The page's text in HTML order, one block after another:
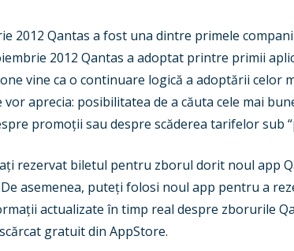
2012 Qantas a fost una dintre primele
2012 Qantas a adoptat printre primii
vine ca o continuare logică a adoptării
vor aprecia: posibilitatea de a căuta cele mai
promoții sau despre scăderea tarifelor sub
rezervat biletul pentru zborul dorit noul app
asemenea, puteți folosi noul app pentru a
actualizate în timp real despre zborurile
gratuit din AppStore.